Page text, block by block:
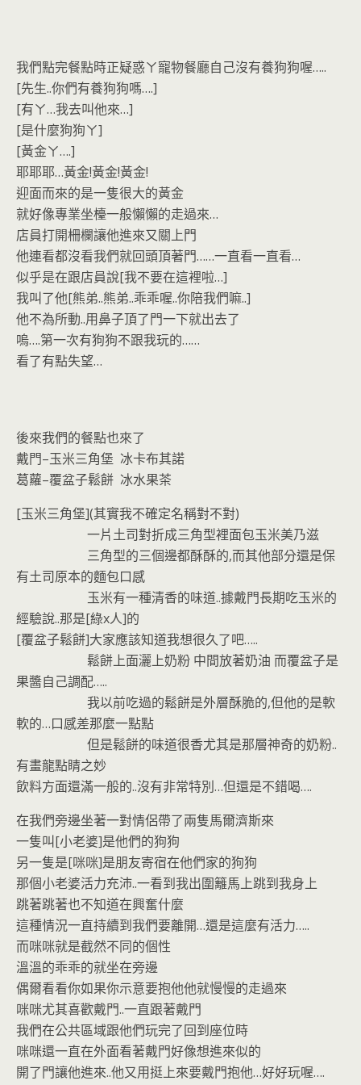
我們點完餐點時正疑惑ㄚ寵物餐廳自己沒有養狗狗喔…..
[先生..你們有養狗狗嗎….]
[有ㄚ…我去叫他來…]
[是什麼狗狗ㄚ]
[黃金ㄚ….]
耶耶耶…黃金!黃金!黃金!
迎面而來的是一隻很大的黃金
就好像專業坐檯一般懶懶的走過來…
店員打開柵欄讓他進來又關上門
他連看都沒看我們就回頭頂著門……一直看一直看…
似乎是在跟店員說[我不要在這裡啦…]
我叫了他[熊弟..熊弟..乖乖喔..你陪我們嘛..]
他不為所動..用鼻子頂了門一下就出去了
嗚….第一次有狗狗不跟我玩的……
看了有點失望…
後來我們的餐點也來了
戴門–玉米三角堡 冰卡布其諾
葛蘿–覆盆子鬆餅 冰水果茶
[玉米三角堡](其實我不確定名稱對不對)
一片土司對折成三角型裡面包玉米美乃滋
三角型的三個邊都酥酥的,而其他部分還是保
有土司原本的麵包口感
玉米有一種清香的味道..據戴門長期吃玉米的
經驗說..那是[綠x人]的
[覆盆子鬆餅]大家應該知道我想很久了吧…..
鬆餅上面灑上奶粉 中間放著奶油 而覆盆子是
果醬自己調配…..
我以前吃過的鬆餅是外層酥脆的,但他的是軟
軟的…口感差那麼一點點
但是鬆餅的味道很香尤其是那層神奇的奶粉..
有畫龍點睛之妙
飲料方面還滿一般的..沒有非常特別…但還是不錯喝….
在我們旁邊坐著一對情侶帶了兩隻馬爾濟斯來
一隻叫[小老婆]是他們的狗狗
另一隻是[咪咪]是朋友寄宿在他們家的狗狗
那個小老婆活力充沛..一看到我出圍籬馬上跳到我身上
跳著跳著也不知道在興奮什麼
這種情況一直持續到我們要離開…還是這麼有活力…..
而咪咪就是截然不同的個性
溫溫的乖乖的就坐在旁邊
偶爾看看你如果你示意要抱他他就慢慢的走過來
咪咪尤其喜歡戴門..一直跟著戴門
我們在公共區域跟他們玩完了回到座位時
咪咪還一直在外面看著戴門好像想進來似的
開了門讓他進來..他又用挺上來要戴門抱他…好好玩喔….